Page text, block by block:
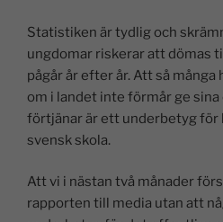
Statistiken är tydlig och
ungdomar riskerar att dömas
pågår år efter år. Att så
om i landet inte förmår ge
förtjänar är ett underbetyg för
svensk skola.
Att vi i nästan två månader
rapporten till media utan att